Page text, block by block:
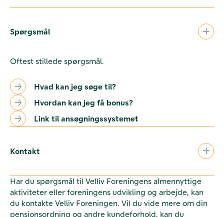
Spørgsmål
Oftest stillede spørgsmål.
Hvad kan jeg søge til?
Hvordan kan jeg få bonus?
Link til ansøgningssystemet
Kontakt
Har du spørgsmål til Velliv Foreningens almennyttige
aktiviteter eller foreningens udvikling og arbejde, kan
du kontakte Velliv Foreningen. Vil du vide mere om din
pensionsordning og andre kundeforhold, kan du